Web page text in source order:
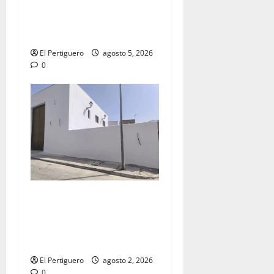
El Pertiguero
agosto 5, 2026
0
El Pertiguero
agosto 2, 2026